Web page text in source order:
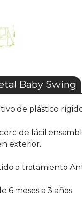
Baby Swing
de plástico
de fácil
exterior.
a tratamiento
6 meses a 3 años.